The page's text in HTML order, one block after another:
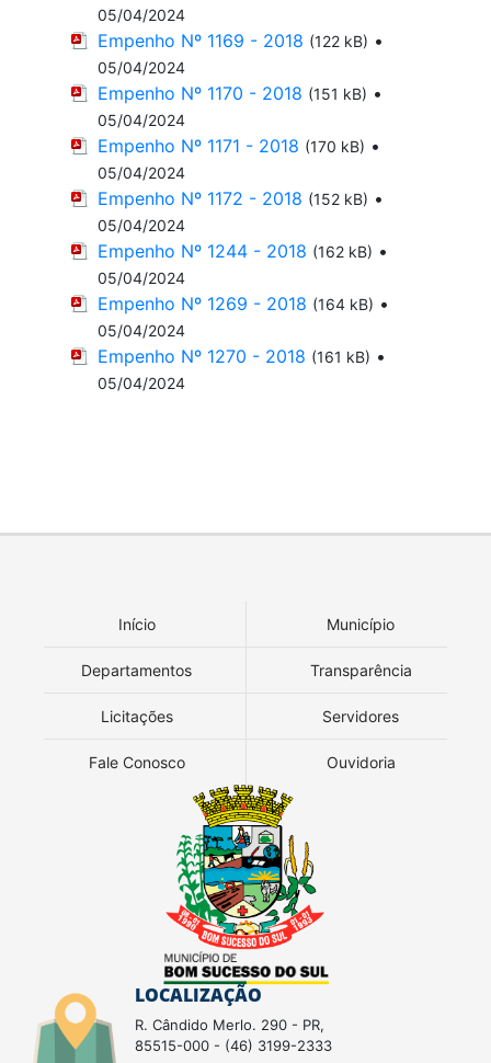
05/04/2024
Empenho Nº 1169 - 2018 (122 kB) •
05/04/2024
Empenho Nº 1170 - 2018 (151 kB) •
05/04/2024
Empenho Nº 1171 - 2018 (170 kB) •
05/04/2024
Empenho Nº 1172 - 2018 (152 kB) •
05/04/2024
Empenho Nº 1244 - 2018 (162 kB) •
05/04/2024
Empenho Nº 1269 - 2018 (164 kB) •
05/04/2024
Empenho Nº 1270 - 2018 (161 kB) •
05/04/2024
Início Município
Departamentos Transparência
Licitações Servidores
Fale Conosco Ouvidoria
LOCALIZAÇÃO
R. Cândido Merlo. 290 - PR,
85515-000 - (46) 3199-2333